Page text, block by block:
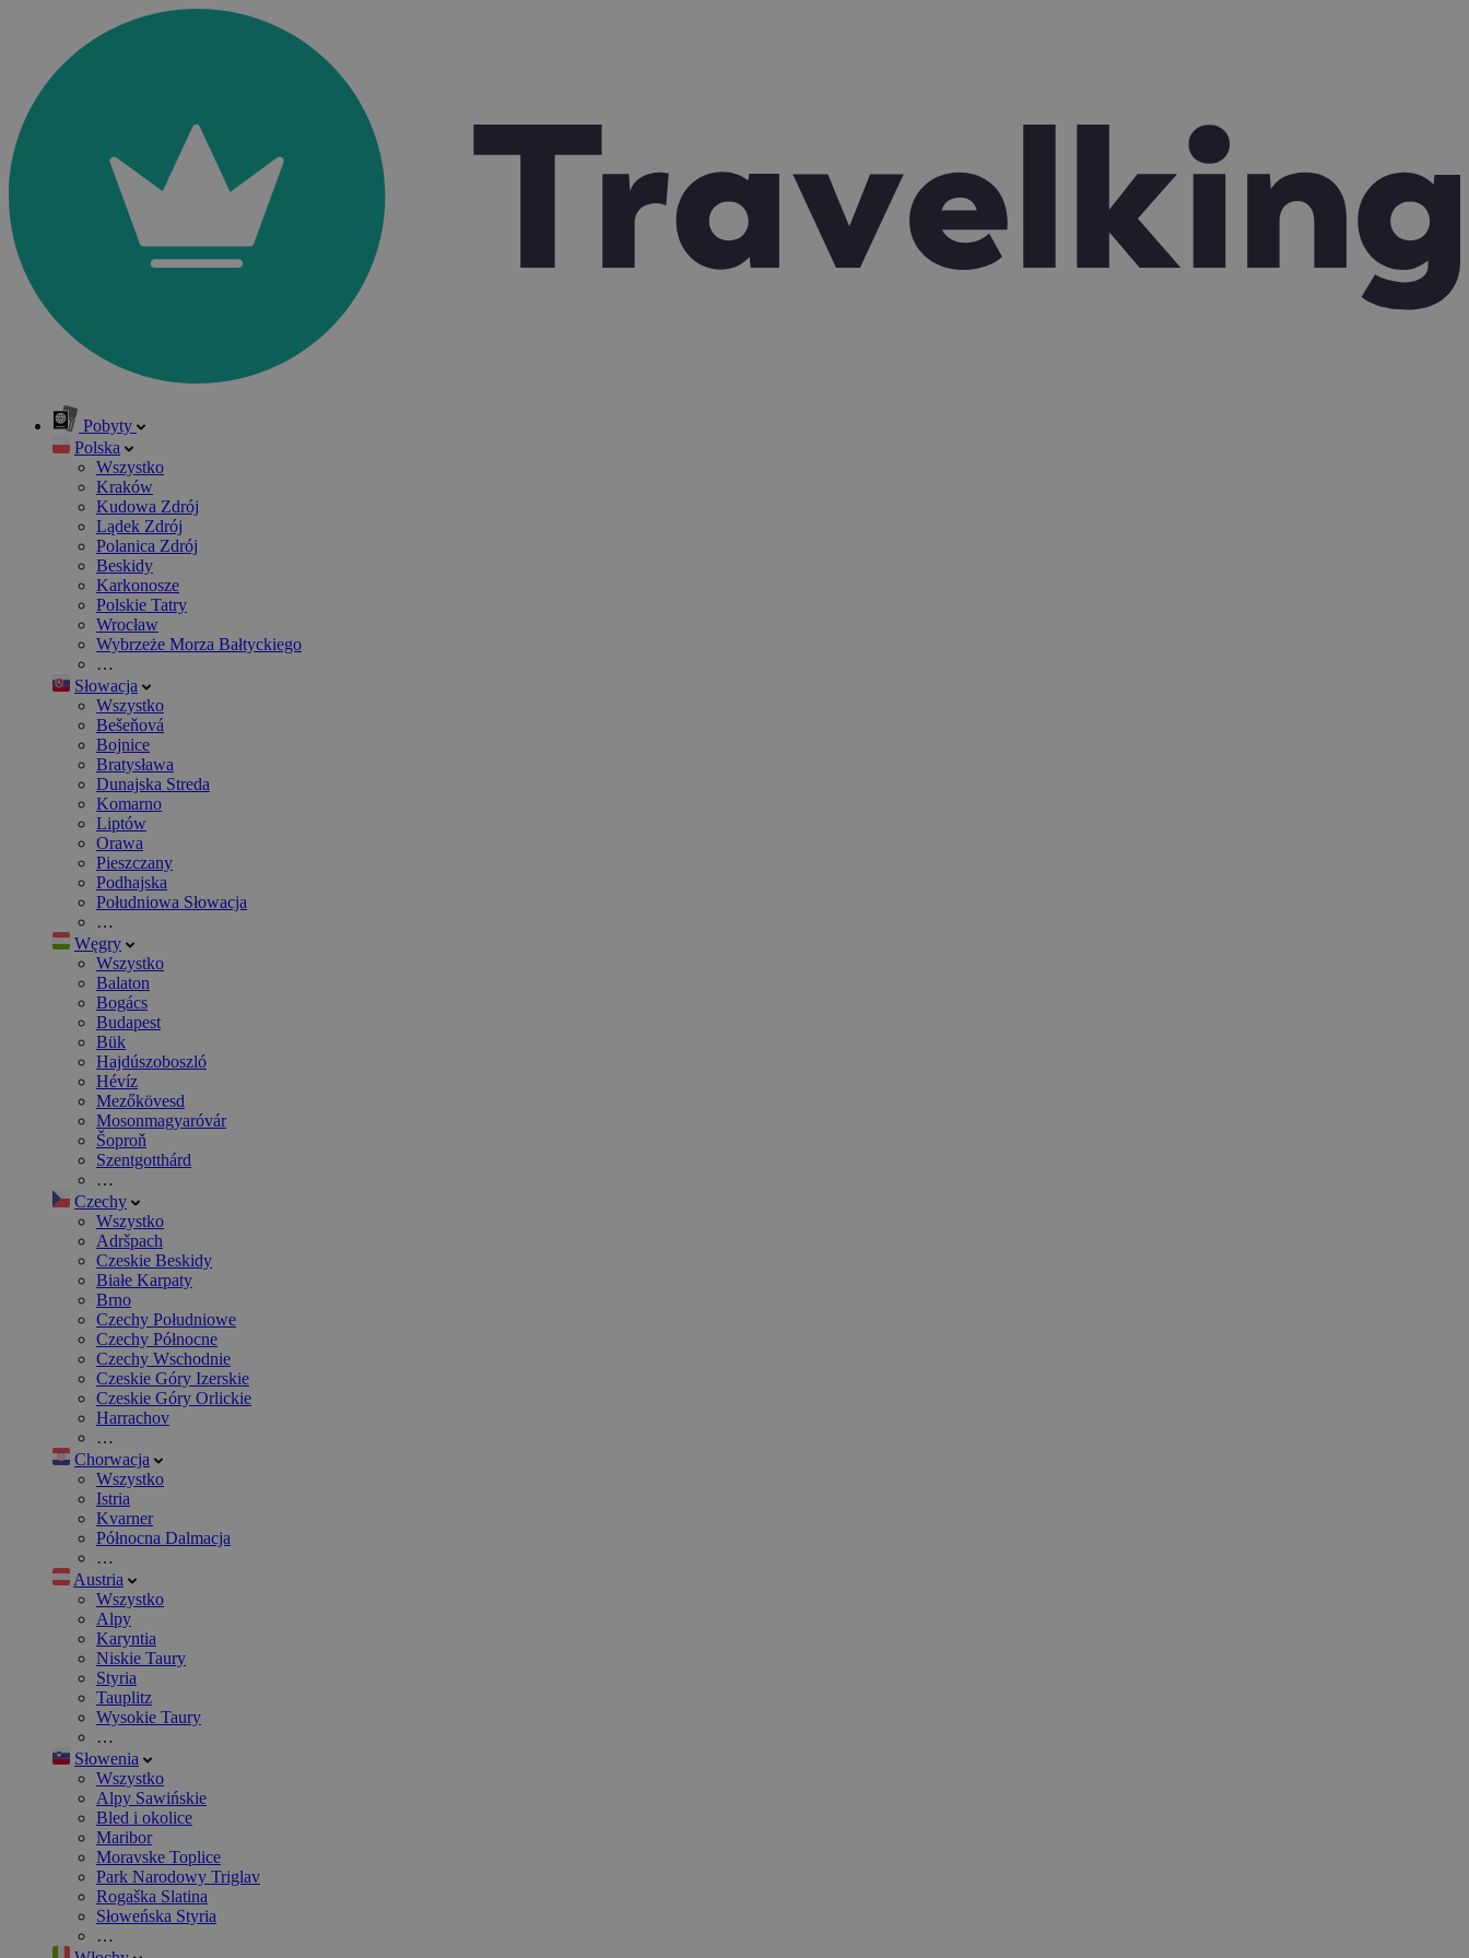
Pobyty
Polska
Wszystko
Kraków
Kudowa Zdrój
Lądek Zdrój
Polanica Zdrój
Beskidy
Karkonosze
Polskie Tatry
Wrocław
Wybrzeże Morza Bałtyckiego
…
Słowacja
Wszystko
Bešeňová
Bojnice
Bratysława
Dunajska Streda
Komarno
Liptów
Orawa
Pieszczany
Podhajska
Południowa Słowacja
…
Węgry
Wszystko
Balaton
Bogács
Budapest
Bük
Hajdúszoboszló
Hévíz
Mezőkövesd
Mosonmagyaróvár
Šoproň
Szentgotthárd
…
Czechy
Wszystko
Adršpach
Czeskie Beskidy
Białe Karpaty
Brno
Czechy Południowe
Czechy Północne
Czechy Wschodnie
Czeskie Góry Izerskie
Czeskie Góry Orlickie
Harrachov
…
Chorwacja
Wszystko
Istria
Kvarner
Północna Dalmacja
…
Austria
Wszystko
Alpy
Karyntia
Niskie Taury
Styria
Tauplitz
Wysokie Taury
…
Słowenia
Wszystko
Alpy Sawińskie
Bled i okolice
Maribor
Moravske Toplice
Park Narodowy Triglav
Rogaška Slatina
Słoweńska Styria
…